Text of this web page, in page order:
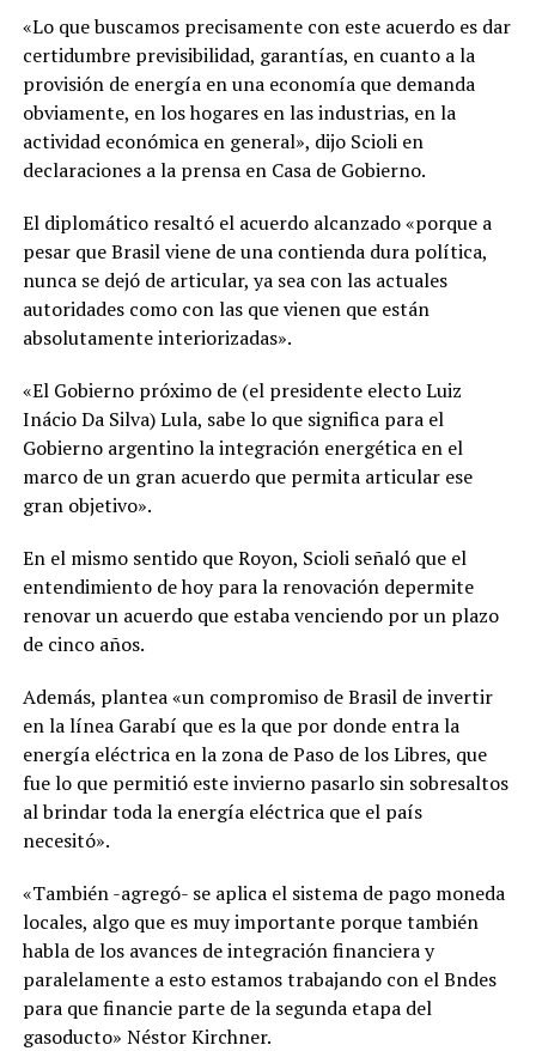
«Lo que buscamos precisamente con este acuerdo es dar
certidumbre previsibilidad, garantías, en cuanto a la
provisión de energía en una economía que demanda
obviamente, en los hogares en las industrias, en la
actividad económica en general», dijo Scioli en
declaraciones a la prensa en Casa de Gobierno.
El diplomático resaltó el acuerdo alcanzado «porque a
pesar que Brasil viene de una contienda dura política,
nunca se dejó de articular, ya sea con las actuales
autoridades como con las que vienen que están
absolutamente interiorizadas».
«El Gobierno próximo de (el presidente electo Luiz
Inácio Da Silva) Lula, sabe lo que significa para el
Gobierno argentino la integración energética en el
marco de un gran acuerdo que permita articular ese
gran objetivo».
En el mismo sentido que Royon, Scioli señaló que el
entendimiento de hoy para la renovación depermite
renovar un acuerdo que estaba venciendo por un plazo
de cinco años.
Además, plantea «un compromiso de Brasil de invertir
en la línea Garabí que es la que por donde entra la
energía eléctrica en la zona de Paso de los Libres, que
fue lo que permitió este invierno pasarlo sin sobresaltos
al brindar toda la energía eléctrica que el país
necesitó».
«También -agregó- se aplica el sistema de pago moneda
locales, algo que es muy importante porque también
habla de los avances de integración financiera y
paralelamente a esto estamos trabajando con el Bndes
para que financie parte de la segunda etapa del
gasoducto» Néstor Kirchner.